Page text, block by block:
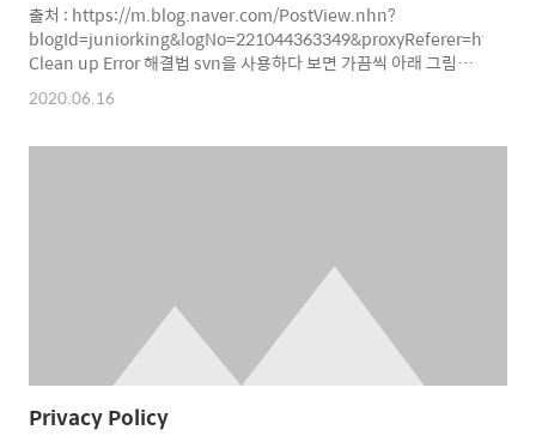
출처 : https://m.blog.naver.com/PostView.nhn?
Clean up Error 해결법 svn을 사용하다 보면 가끔씩 아래 그림과
같은 에러가 뜨면서 Clean up이 실행이 안될 때가 있습니다.
Failed to run the WC DB work queue associated... clean
2020.06.16
Privacy Policy